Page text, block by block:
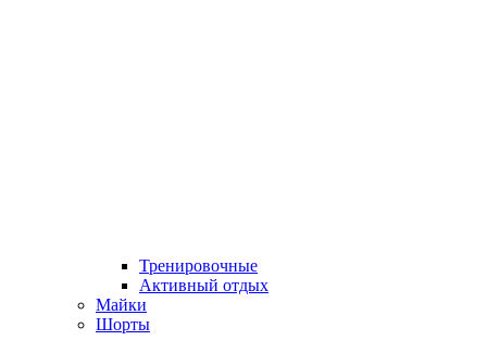
Тренировочные
Активный отдых
Майки
Шорты